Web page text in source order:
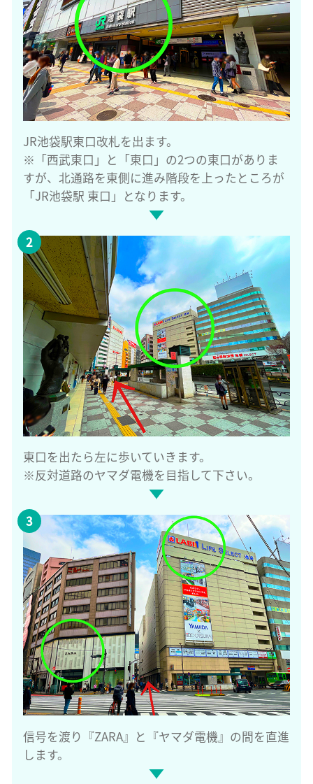
JR池袋駅東口改札を出ます。
※「西武東口」と「東口」の2つの東口がありま
すが、北通路を東側に進み階段を上ったところが
「JR池袋駅 東口」となります。
東口を出たら左に歩いていきます。
※反対道路のヤマダ電機を目指して下さい。
信号を渡り『ZARA』と『ヤマダ電機』の間を直進
します。